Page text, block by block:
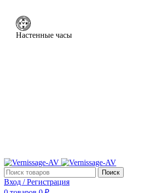
Настенные часы
Поиск
Вход / Регистрация